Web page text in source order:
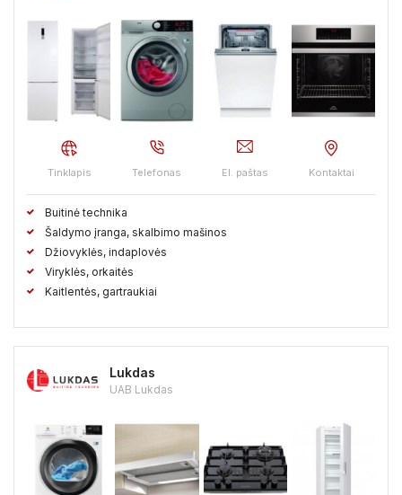
Tinklapis Telefonas El. paštas Kontaktai
Buitinė technika
Šaldymo įranga, skalbimo mašinos
Džiovyklės, indaplovės
Viryklės, orkaitės
Kaitlentės, gartraukiai
Lukdas
UAB Lukdas